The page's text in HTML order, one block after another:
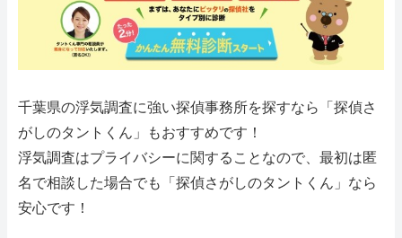
千葉県の浮気調査に強い探偵事務所を探すなら「探偵さ
がしのタントくん」もおすすめです！
浮気調査はプライバシーに関することなので、最初は匿
名で相談した場合でも「探偵さがしのタントくん」なら
安心です！